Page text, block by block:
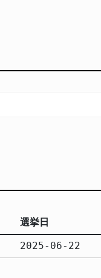
選挙日
2025-06-22